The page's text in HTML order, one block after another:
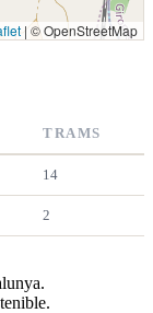
| © OpenStreetMap
TRAMS
14
2